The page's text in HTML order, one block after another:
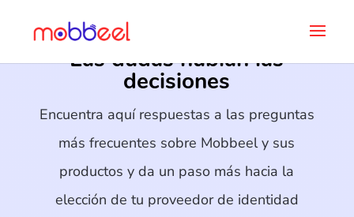
Las dudas nublan las
decisiones
Encuentra aquí respuestas a las preguntas
más frecuentes sobre Mobbeel y sus
productos y da un paso más hacia la
elección de tu proveedor de identidad